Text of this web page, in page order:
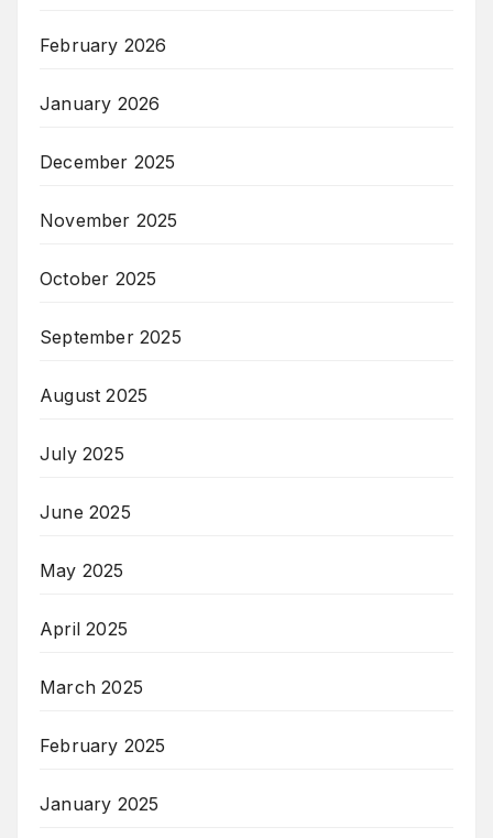
February 2026
January 2026
December 2025
November 2025
October 2025
September 2025
August 2025
July 2025
June 2025
May 2025
April 2025
March 2025
February 2025
January 2025